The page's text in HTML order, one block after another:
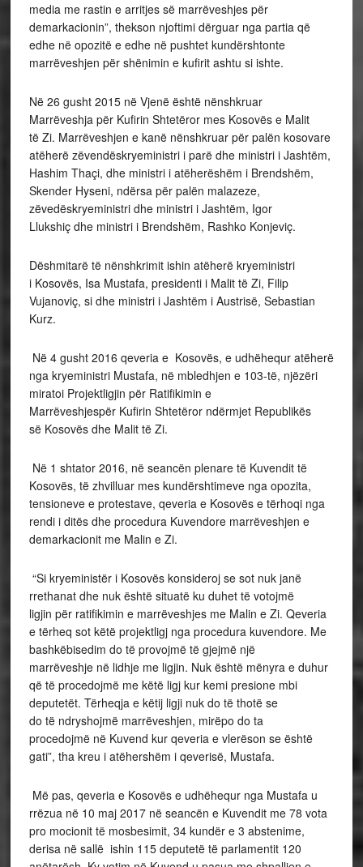
media me rastin e arritjes së marrëveshjes për
demarkacionin”, thekson njoftimi dërguar nga partia që
edhe në opozitë e edhe në pushtet kundërshtonte
marrëveshjen për shënimin e kufirit ashtu si ishte.
Në 26 gusht 2015 në Vjenë është nënshkruar
Marrëveshja për Kufirin Shtetëror mes Kosovës e Malit
të Zi. Marrëveshjen e kanë nënshkruar për palën kosovare
atëherë zëvendëskryeministri i parë dhe ministri i Jashtëm,
Hashim Thaçi, dhe ministri i atëherëshëm i Brendshëm,
Skender Hyseni, ndërsa për palën malazeze,
zëvedëskryeministri dhe ministri i Jashtëm, Igor
Llukshiç dhe ministri i Brendshëm, Rashko Konjeviç.
Dëshmitarë të nënshkrimit ishin atëherë kryeministri
i Kosovës, Isa Mustafa, presidenti i Malit të Zi, Filip
Vujanoviç, si dhe ministri i Jashtëm i Austrisë, Sebastian
Kurz.
Në 4 gusht 2016 qeveria e Kosovës, e udhëhequr atëherë
nga kryeministri Mustafa, në mbledhjen e 103-të, njëzëri
miratoi Projektligjin për Ratifikimin e
Marrëveshjespër Kufirin Shtetëror ndërmjet Republikës
së Kosovës dhe Malit të Zi.
Në 1 shtator 2016, në seancën plenare të Kuvendit të
Kosovës, të zhvilluar mes kundërshtimeve nga opozita,
tensioneve e protestave, qeveria e Kosovës e tërhoqi nga
rendi i ditës dhe procedura Kuvendore marrëveshjen e
demarkacionit me Malin e Zi.
“Si kryeministër i Kosovës konsideroj se sot nuk janë
rrethanat dhe nuk është situatë ku duhet të votojmë
ligjin për ratifikimin e marrëveshjes me Malin e Zi. Qeveria
e tërheq sot këtë projektligj nga procedura kuvendore. Me
bashkëbisedim do të provojmë të gjejmë një
marrëveshje në lidhje me ligjin. Nuk është mënyra e duhur
që të procedojmë me këtë ligj kur kemi presione mbi
deputetët. Tërheqja e këtij ligji nuk do të thotë se
do të ndryshojmë marrëveshjen, mirëpo do ta
procedojmë në Kuvend kur qeveria e vlerëson se është
gati”, tha kreu i atëhershëm i qeverisë, Mustafa.
Më pas, qeveria e Kosovës e udhëhequr nga Mustafa u
rrëzua në 10 maj 2017 në seancën e Kuvendit me 78 vota
pro mocionit të mosbesimit, 34 kundër e 3 abstenime,
derisa në sallë ishin 115 deputetë të parlamentit 120